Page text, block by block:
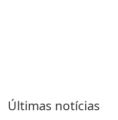
Últimas notícias